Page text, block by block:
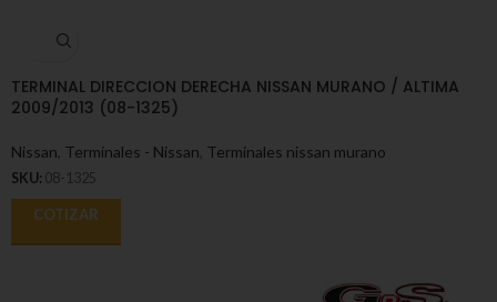
TERMINAL DIRECCION DERECHA NISSAN MURANO / ALTIMA
2009/2013 (08-1325)
Nissan Terminales - Nissan Terminales nissan murano
SKU: 08-1325
COTIZAR